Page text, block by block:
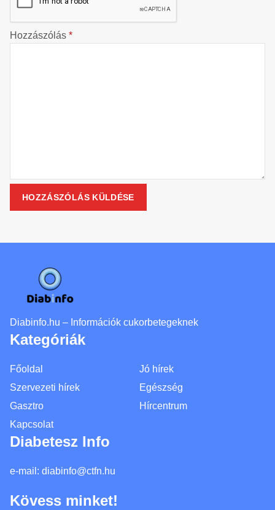
Hozzászólás *
Diabinfo.hu – Információk cukorbetegeknek
Kategóriák
Főoldal
Jó hírek
Szervezeti hírek
Egészség
Gasztro
Hírcentrum
Kapcsolat
Diabetesz Info
e-mail: diabinfo@ctfn.hu
Kövess minket!